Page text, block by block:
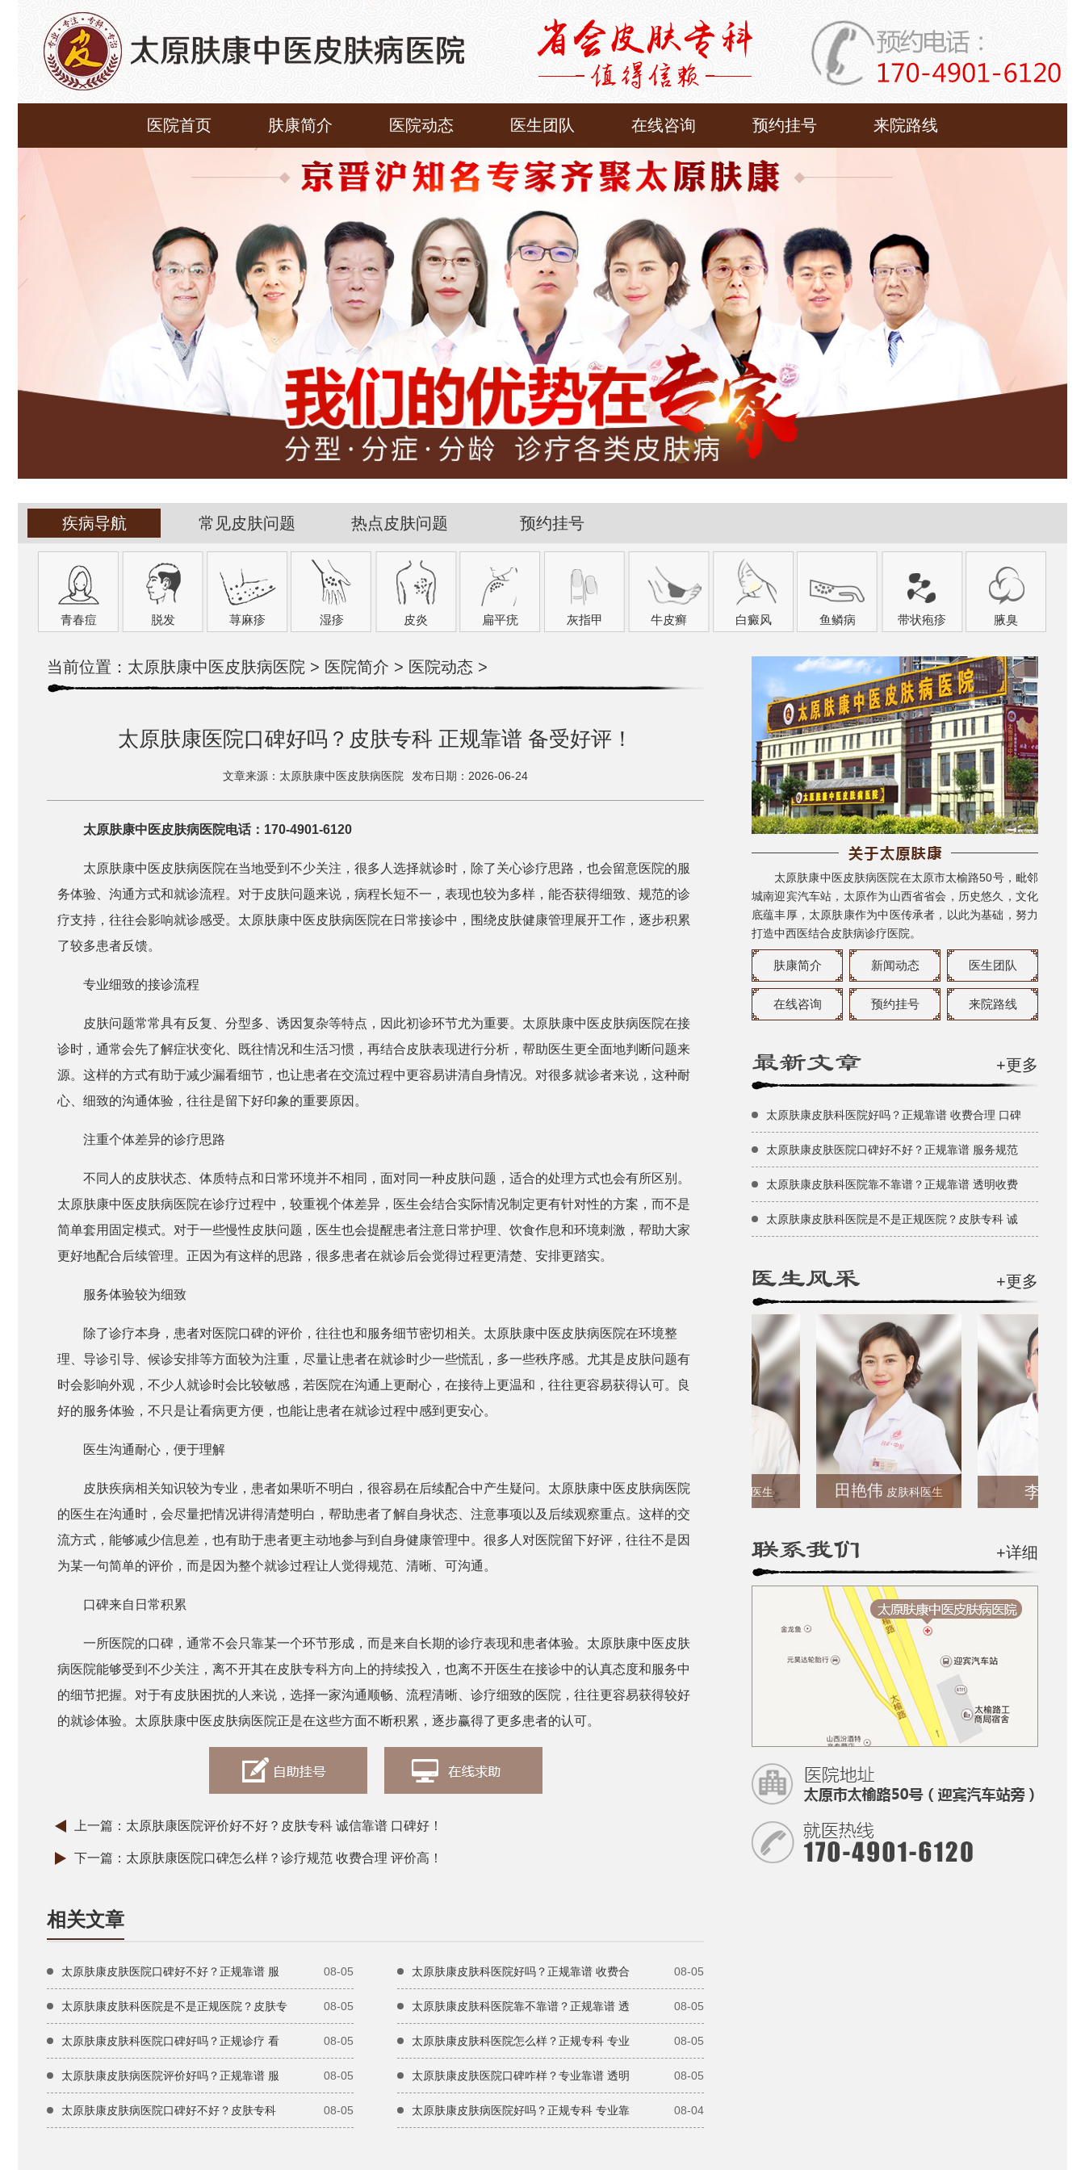
医院首页 肤康简介 医院动态 医生团队 在线咨询 预约挂号 来院路线
疾病导航 常见皮肤问题 热点皮肤问题 预约挂号
青春痘 脱发 荨麻疹 湿疹 皮炎 扁平疣 灰指甲 牛皮癣 白癜风 鱼鳞病 带状疱疹 腋臭
当前位置： 太原肤康中医皮肤病医院 > 医院简介 > 医院动态 >
太原肤康医院口碑好吗？皮肤专科 正规靠谱 备受好评！
文章来源：太原肤康中医皮肤病医院 发布日期：2026-06-24
太原肤康中医皮肤病医院电话：170-4901-6120
太原肤康中医皮肤病医院在当地受到不少关注，很多人选择就诊时，除了关心诊疗思路，也会留意医院的服
务体验、沟通方式和就诊流程。对于皮肤问题来说，病程长短不一，表现也较为多样，能否获得细致、规范的诊
疗支持，往往会影响就诊感受。太原肤康中医皮肤病医院在日常接诊中，围绕皮肤健康管理展开工作，逐步积累
了较多患者反馈。
专业细致的接诊流程
皮肤问题常常具有反复、分型多、诱因复杂等特点，因此初诊环节尤为重要。太原肤康中医皮肤病医院在接
诊时，通常会先了解症状变化、既往情况和生活习惯，再结合皮肤表现进行分析，帮助医生更全面地判断问题来
源。这样的方式有助于减少漏看细节，也让患者在交流过程中更容易讲清自身情况。对很多就诊者来说，这种耐
心、细致的沟通体验，往往是留下好印象的重要原因。
注重个体差异的诊疗思路
不同人的皮肤状态、体质特点和日常环境并不相同，面对同一种皮肤问题，适合的处理方式也会有所区别。
太原肤康中医皮肤病医院在诊疗过程中，较重视个体差异，医生会结合实际情况制定更有针对性的方案，而不是
简单套用固定模式。对于一些慢性皮肤问题，医生也会提醒患者注意日常护理、饮食作息和环境刺激，帮助大家
更好地配合后续管理。正因为有这样的思路，很多患者在就诊后会觉得过程更清楚、安排更踏实。
服务体验较为细致
除了诊疗本身，患者对医院口碑的评价，往往也和服务细节密切相关。太原肤康中医皮肤病医院在环境整
理、导诊引导、候诊安排等方面较为注重，尽量让患者在就诊时少一些慌乱，多一些秩序感。尤其是皮肤问题有
时会影响外观，不少人就诊时会比较敏感，若医院在沟通上更耐心，在接待上更温和，往往更容易获得认可。良
好的服务体验，不只是让看病更方便，也能让患者在就诊过程中感到更安心。
医生沟通耐心，便于理解
皮肤疾病相关知识较为专业，患者如果听不明白，很容易在后续配合中产生疑问。太原肤康中医皮肤病医院
的医生在沟通时，会尽量把情况讲得清楚明白，帮助患者了解自身状态、注意事项以及后续观察重点。这样的交
流方式，能够减少信息差，也有助于患者更主动地参与到自身健康管理中。很多人对医院留下好评，往往不是因
为某一句简单的评价，而是因为整个就诊过程让人觉得规范、清晰、可沟通。
口碑来自日常积累
一所医院的口碑，通常不会只靠某一个环节形成，而是来自长期的诊疗表现和患者体验。太原肤康中医皮肤
病医院能够受到不少关注，离不开其在皮肤专科方向上的持续投入，也离不开医生在接诊中的认真态度和服务中
的细节把握。对于有皮肤困扰的人来说，选择一家沟通顺畅、流程清晰、诊疗细致的医院，往往更容易获得较好
的就诊体验。太原肤康中医皮肤病医院正是在这些方面不断积累，逐步赢得了更多患者的认可。
上一篇： 太原肤康医院评价好不好？皮肤专科 诚信靠谱 口碑好！
下一篇： 太原肤康医院口碑怎么样？诊疗规范 收费合理 评价高！
相关文章
太原肤康皮肤医院口碑好不好？正规靠谱 服 08-05 太原肤康皮肤科医院好吗？正规靠谱 收费合 08-05
太原肤康皮肤科医院是不是正规医院？皮肤专 08-05 太原肤康皮肤科医院靠不靠谱？正规靠谱 透 08-05
太原肤康皮肤科医院口碑好吗？正规诊疗 看 08-05 太原肤康皮肤科医院怎么样？正规专科 专业 08-05
太原肤康皮肤病医院评价好吗？正规靠谱 服 08-05 太原肤康皮肤医院口碑咋样？专业靠谱 透明 08-05
太原肤康皮肤病医院口碑好不好？皮肤专科 08-05 太原肤康皮肤病医院好吗？正规专科 专业靠 08-04
太原肤康中医皮肤病医院在太原市太榆路50号，毗邻
城南迎宾汽车站，太原作为山西省省会，历史悠久，文化
底蕴丰厚，太原肤康作为中医传承者，以此为基础，努力
打造中西医结合皮肤病诊疗医院。
肤康简介 新闻动态 医生团队
在线咨询 预约挂号 来院路线
+更多
太原肤康皮肤科医院好吗？正规靠谱 收费合理 口碑
太原肤康皮肤医院口碑好不好？正规靠谱 服务规范
太原肤康皮肤科医院靠不靠谱？正规靠谱 透明收费
太原肤康皮肤科医院是不是正规医院？皮肤专科 诚
+更多
张丽 田艳伟 皮肤科医生 李正彬
+详细